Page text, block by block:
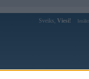
Sveiks, Viesi! Ienākt